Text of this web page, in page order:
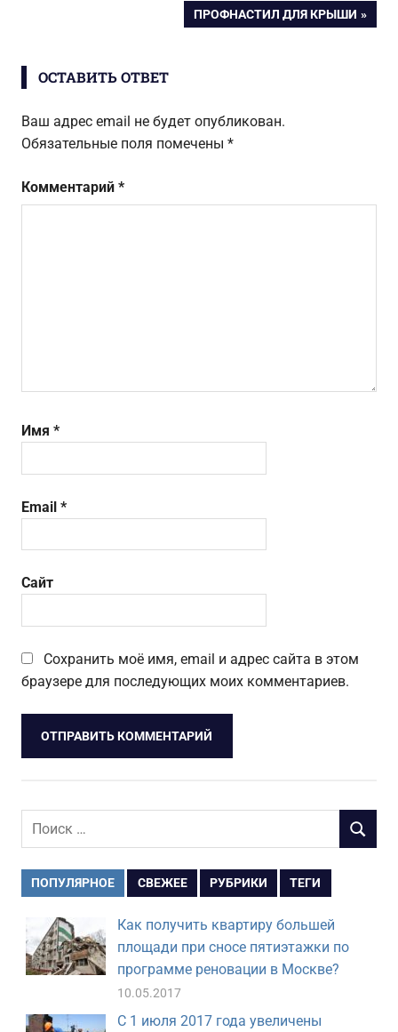
СЛЕДУЮЩАЯ
ПРОФНАСТИЛ ДЛЯ КРЫШИ
ОСТАВИТЬ ОТВЕТ
Ваш адрес email не будет опубликован.
Обязательные поля помечены *
Комментарий *
Имя *
Email *
Сайт
Сохранить моё имя, email и адрес сайта в этом
браузере для последующих моих комментариев.
Поиск
ПОИСК
ПОПУЛЯРНОЕ СВЕЖЕЕ РУБРИКИ ТЕГИ
Как получить квартиру большей
площади при сносе пятиэтажки по
программе реновации в Москве?
10.05.2017
С 1 июля 2017 года увеличены